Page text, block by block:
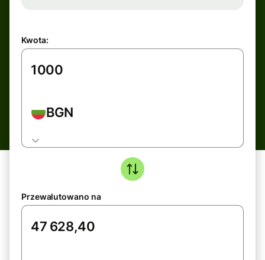
Kwota:
BGN
Przewalutowano na